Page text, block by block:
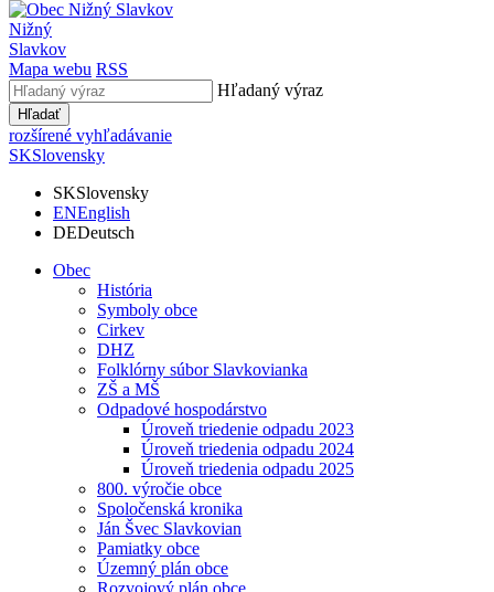
Nižný
Slavkov
Mapa webu RSS
Hľadaný výraz
Hľadať
rozšírené vyhľadávanie
SKSlovensky
SKSlovensky
ENEnglish
DEDeutsch
Obec
História
Symboly obce
Cirkev
DHZ
Folklórny súbor Slavkovianka
ZŠ a MŠ
Odpadové hospodárstvo
Úroveň triedenie odpadu 2023
Úroveň triedenia odpadu 2024
Úroveň triedenia odpadu 2025
800. výročie obce
Spoločenská kronika
Ján Švec Slavkovian
Pamiatky obce
Územný plán obce
Rozvojový plán obce